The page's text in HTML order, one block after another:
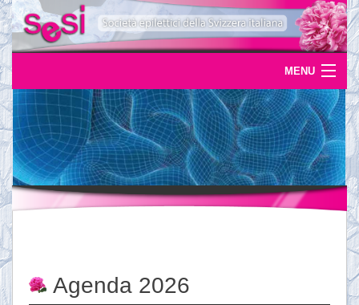
MENU
Home
Uscite
Eventi
News
ServiziAgenda 2026